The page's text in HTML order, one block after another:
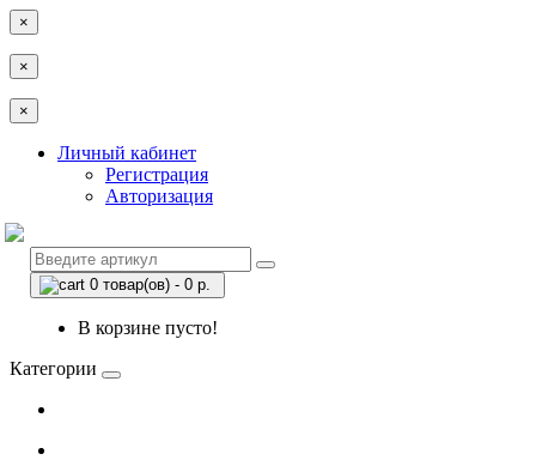
×
×
×
Личный кабинет
Регистрация
Авторизация
0 товар(ов) - 0 р.
В корзине пусто!
Категории